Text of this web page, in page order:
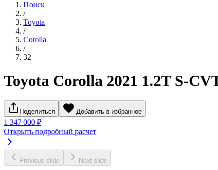
Поиск
/
Toyota
/
Corolla
/
32
Toyota Corolla 2021 1.2T S-
Поделиться Добавить в избранное
1 347 000 ₽
Открыть подробный расчет
Previous slide Next slide